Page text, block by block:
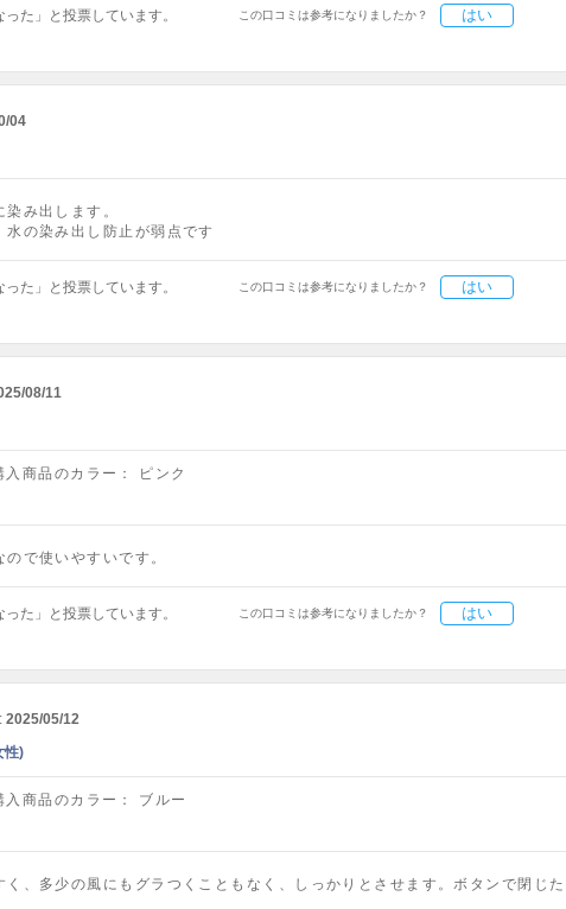
この口コミは参考になりましたか？ はい
た」と投票しています。
04
み出します。
の染み出し防止が弱点です
この口コミは参考になりましたか？ はい
た」と投票しています。
08/11
入商品のカラー： ピンク
で使いやすいです。
この口コミは参考になりましたか？ はい
た」と投票しています。
2025/05/12
性)
入商品のカラー： ブルー
、多少の風にもグラつくこともなく、しっかりとさせます。ボタンで閉じた